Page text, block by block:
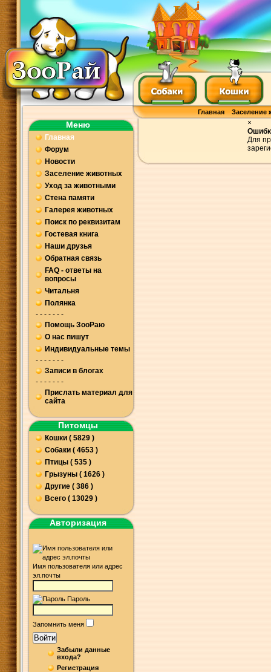
Главная Заселение
Меню
Главная
Форум
Новости
Заселение животных
Уход за животными
Стена памяти
Галерея животных
Поиск по реквизитам
Гостевая книга
Наши друзья
Обратная связь
FAQ - ответы на
вопросы
Читальня
Полянка
- - - - - - -
Помощь ЗооРаю
О нас пишут
Индивидуальные темы
- - - - - - -
Записи в блогах
- - - - - - -
Прислать материал для
сайта
Питомцы
Кошки ( 5829 )
Собаки ( 4653 )
Птицы ( 535 )
Грызуны ( 1626 )
Другие ( 386 )
Всего ( 13029 )
Авторизация
Имя пользователя или адрес
эл.почты
Пароль
Запомнить меня
Войти
Забыли данные
входа?
Регистрация
×
Для